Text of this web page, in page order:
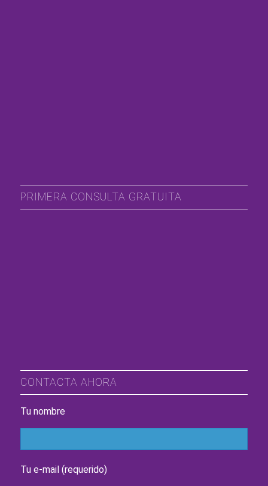
PRIMERA CONSULTA GRATUITA
CONTACTA AHORA
Tu nombre
Tu e-mail (requerido)